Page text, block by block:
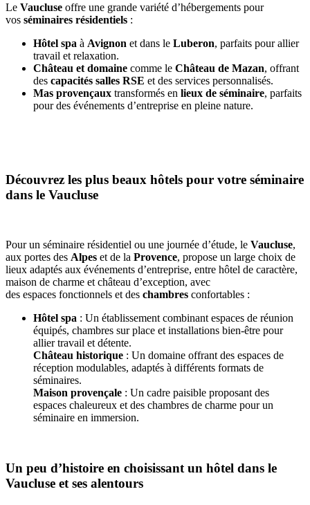
Le Vaucluse offre une grande variété d’hébergements pour
vos séminaires résidentiels :
Hôtel spa à Avignon et dans le Luberon, parfaits pour allier
travail et relaxation.
Château et domaine comme le Château de Mazan, offrant
des capacités salles RSE et des services personnalisés.
Mas provençaux transformés en lieux de séminaire, parfaits
pour des événements d’entreprise en pleine nature.
Découvrez les plus beaux hôtels pour votre séminaire
dans le Vaucluse
Pour un séminaire résidentiel ou une journée d’étude, le Vaucluse,
aux portes des Alpes et de la Provence, propose un large choix de
lieux adaptés aux événements d’entreprise, entre hôtel de caractère,
maison de charme et château d’exception, avec
des espaces fonctionnels et des chambres confortables :
Hôtel spa : Un établissement combinant espaces de réunion
équipés, chambres sur place et installations bien-être pour
allier travail et détente.
Château historique : Un domaine offrant des espaces de
réception modulables, adaptés à différents formats de
séminaires.
Maison provençale : Un cadre paisible proposant des
espaces chaleureux et des chambres de charme pour un
séminaire en immersion.
Un peu d’histoire en choisissant un hôtel dans le
Vaucluse et ses alentours